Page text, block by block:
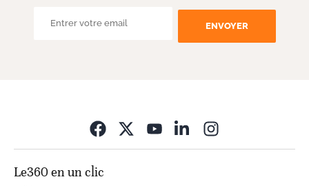
ENVOYER
Le360 en un clic